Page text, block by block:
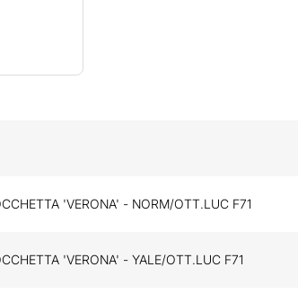
'VERONA' - NORM/OTT.LUC F71
'VERONA' - YALE/OTT.LUC F71